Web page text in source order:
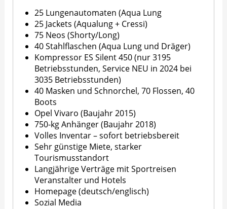
25 Lungenautomaten (Aqua Lung
25 Jackets (Aqualung + Cressi)
75 Neos (Shorty/Long)
40 Stahlflaschen (Aqua Lung und Dräger)
Kompressor ES Silent 450 (nur 3195
Betriebsstunden, Service NEU in 2024 bei
3035 Betriebsstunden)
40 Masken und Schnorchel, 70 Flossen, 40
Boots
Opel Vivaro (Baujahr 2015)
750-kg Anhänger (Baujahr 2018)
Volles Inventar – sofort betriebsbereit
Sehr günstige Miete, starker
Tourismusstandort
Langjährige Verträge mit Sportreisen
Veranstalter und Hotels
Homepage (deutsch/englisch)
Sozial Media